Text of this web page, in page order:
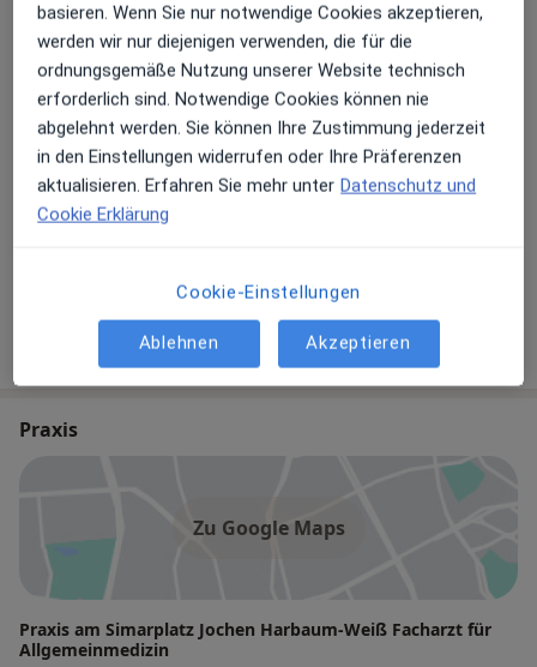
Allgemeinmediziner
Jochen Harbaum-Weiß
Allgemeinmediziner
321 Bewertungen
Allgemeinmedizinerin
129 Bewertungen
Praxis
Zu Google Maps
Praxis am Simarplatz Jochen Harbaum-Weiß Facharzt für
Allgemeinmedizin
basieren. Wenn Sie nur notwendige Cookies akzeptieren,
werden wir nur diejenigen verwenden, die für die
ordnungsgemäße Nutzung unserer Website technisch
erforderlich sind. Notwendige Cookies können nie
abgelehnt werden. Sie können Ihre Zustimmung jederzeit
in den Einstellungen widerrufen oder Ihre Präferenzen
aktualisieren. Erfahren Sie mehr unter Datenschutz und
Cookie Erklärung
Cookie-Einstellungen
Ablehnen Akzeptieren